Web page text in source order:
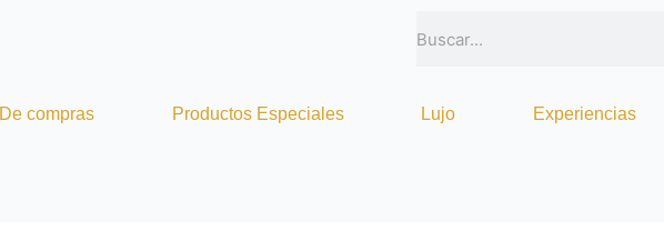
De compras Productos Especiales Lujo Experiencias